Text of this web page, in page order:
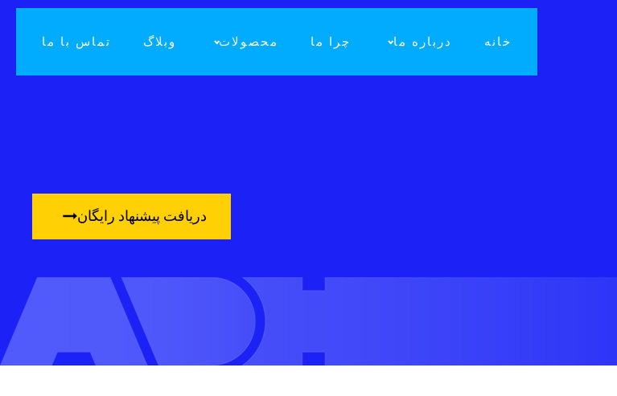
خانه درباره ما چرا ما محصولات وبلاگ تماس با ما
دریافت پیشنهاد رایگان